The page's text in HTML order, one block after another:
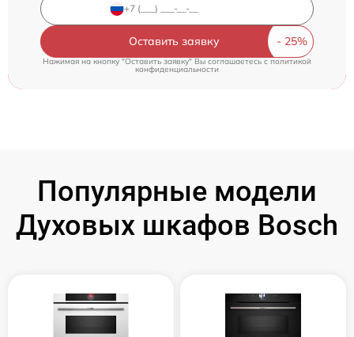
Оставить заявку
Нажимая на кнопку "Оставить заявку" Вы соглашаетесь cполитикой
конфиденциальности
Популярные модели
Духовых шкафов Bosch